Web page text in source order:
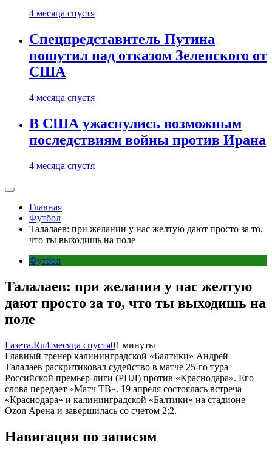
4 месяца спустя
Спецпредставитель Путина
пошутил над отказом Зеленского от
США
4 месяца спустя
В США ужаснулись возможным
последствиям войны против Ирана
4 месяца спустя
Главная
Футбол
Талалаев: при желании у нас желтую дают просто за то,
что ты выходишь на поле
Футбол
Талалаев: при желании у нас желтую
дают просто за то, что ты выходишь на
поле
Газета.Ru4 месяца спустя01 минуты
Главный тренер калининградской «Балтики» Андрей
Талалаев раскритиковал судейство в матче 25-го тура
Российской премьер-лиги (РПЛ) против «Краснодара». Его
слова передает «Матч ТВ». 19 апреля состоялась встреча
«Краснодара» и калининградской «Балтики» на стадионе
Ozon Арена и завершилась со счетом 2:2.
Навигация по записям